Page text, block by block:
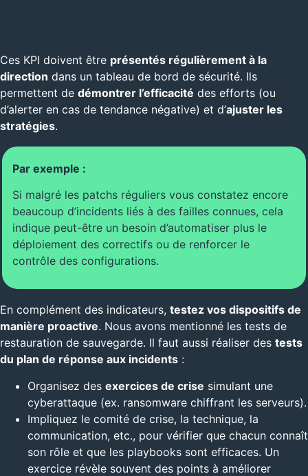
Ces KPI doivent être présentés régulièrement à la
direction dans un tableau de bord de sécurité. Ils
permettent de démontrer l’efficacité des efforts (ou
d’alerter en cas de tendance négative) et d’ajuster les
stratégies.
Par exemple :
Si malgré les patchs réguliers vous constatez encore
beaucoup d’incidents liés à des failles connues, cela
indique peut-être un besoin d’automatiser plus le
déploiement des correctifs ou de renforcer le
contrôle des configurations.
En complément des indicateurs, testez vos dispositifs de
manière proactive. Nous avons mentionné les tests de
restauration de sauvegarde. Il faut aussi réaliser des tests
du plan de réponse aux incidents :
Organisez des exercices de crise simulant une
cyberattaque (ex. ransomware chiffrant les serveurs).
Impliquez le comité de crise, la technique, la
communication, etc., pour vérifier que chacun connaît
son rôle et que les playbooks sont efficaces. Un
exercice révèle souvent des points à améliorer